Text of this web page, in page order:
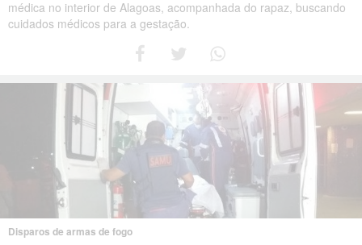
médica no interior de Alagoas, acompanhada do rapaz, buscando
cuidados médicos para a gestação.
Disparos de armas de fogo